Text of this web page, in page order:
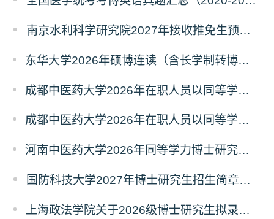
南京水利科学研究院2027年接收推免生预报名公告
东华大学2026年硕博连读（含长学制转博）博士研究生拟录取名单公示
成都中医药大学2026年在职人员以同等学力申请中西医结合博士学术学位招生章程
成都中医药大学2026年在职人员以同等学力申请中医博士专业学位招生章程
河南中医药大学2026年同等学力博士研究生招生拟进入复试人员名单公示
国防科技大学2027年博士研究生招生简章（预发版）
上海政法学院关于2026级博士研究生拟录取后续相关事宜的通知